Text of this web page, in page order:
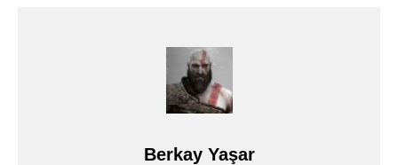
Berkay Yaşar